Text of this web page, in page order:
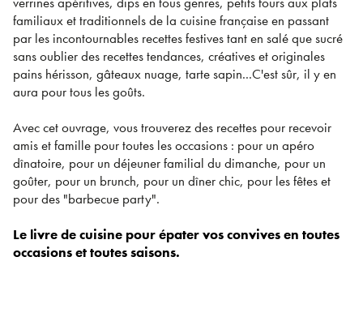
familiaux et traditionnels de la cuisine française en passant
par les incontournables recettes festives tant en salé que sucré
sans oublier des recettes tendances, créatives et originales
pains hérisson, gâteaux nuage, tarte sapin...C'est sûr, il y en
aura pour tous les goûts.
Avec cet ouvrage, vous trouverez des recettes pour recevoir
amis et famille pour toutes les occasions : pour un apéro
dînatoire, pour un déjeuner familial du dimanche, pour un
goûter, pour un brunch, pour un dîner chic, pour les fêtes et
pour des "barbecue party".
Le livre de cuisine pour épater vos convives en toutes
occasions et toutes saisons.